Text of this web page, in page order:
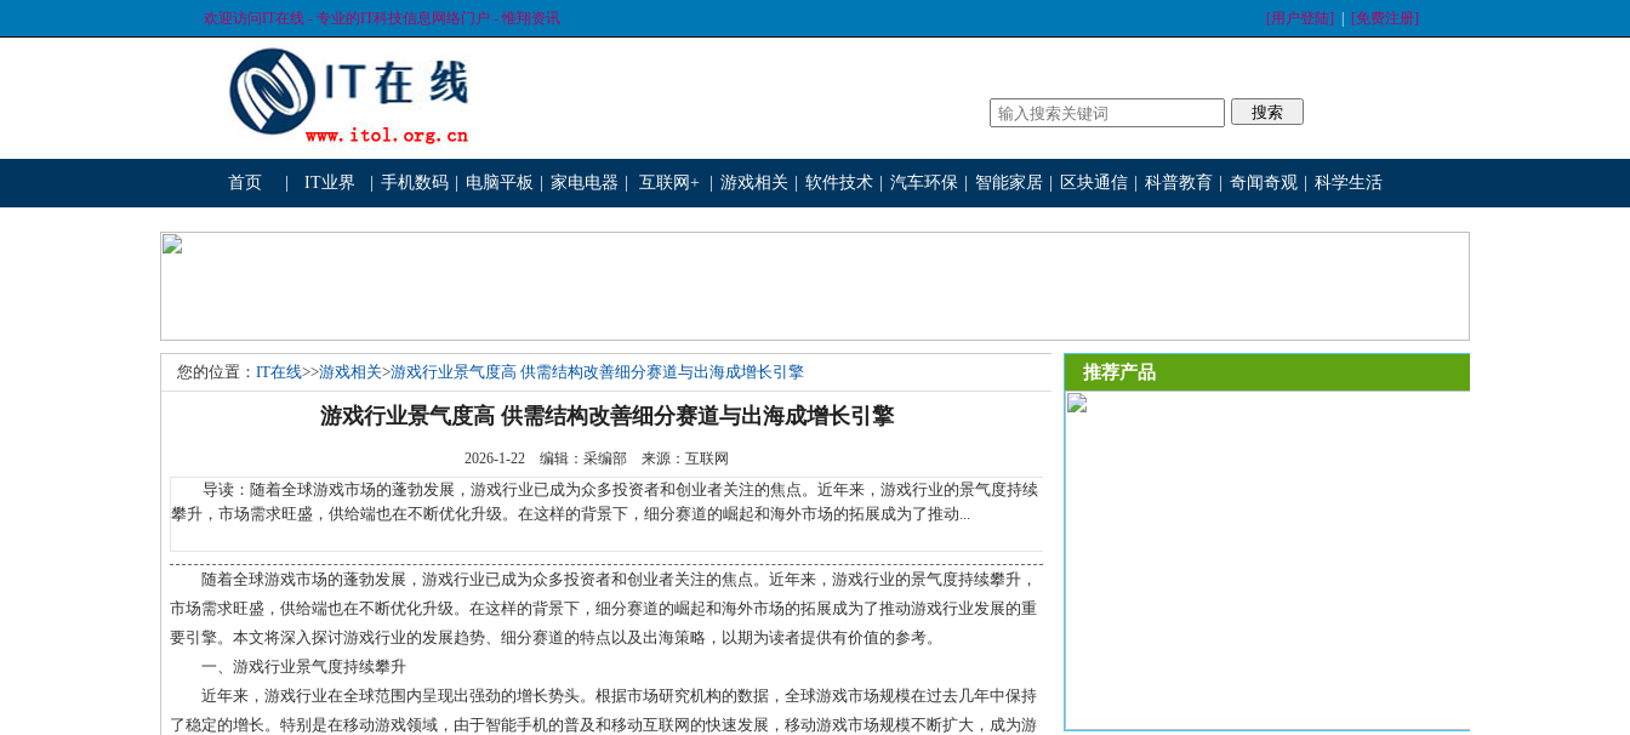
欢迎访问IT在线 - 专业的IT科技信息网络门户 - 惟翔资讯 [用户登陆] [免费注册]
首页 IT业界 手机数码 电脑平板 家电电器 互联网+ 游戏相关 软件技术 汽车环保 智能家居 区块通信 科普教育 奇闻奇观 科学生活
您的位置： IT在线>>游戏相关>游戏行业景气度高 供需结构改善细分赛道与出海成增长引擎
游戏行业景气度高 供需结构改善细分赛道与出海成增长引擎
2026-1-22 编辑：采编部 来源：互联网
导读：随着全球游戏市场的蓬勃发展，游戏行业已成为众多投资者和创业者关注的焦点。近年来，游戏行业的景气度持续
攀升，市场需求旺盛，供给端也在不断优化升级。在这样的背景下，细分赛道的崛起和海外市场的拓展成为了推动...
随着全球游戏市场的蓬勃发展，游戏行业已成为众多投资者和创业者关注的焦点。近年来，游戏行业的景气度持续攀升，
市场需求旺盛，供给端也在不断优化升级。在这样的背景下，细分赛道的崛起和海外市场的拓展成为了推动游戏行业发展的重
要引擎。本文将深入探讨游戏行业的发展趋势、细分赛道的特点以及出海策略，以期为读者提供有价值的参考。
一、游戏行业景气度持续攀升
近年来，游戏行业在全球范围内呈现出强劲的增长势头。根据市场研究机构的数据，全球游戏市场规模在过去几年中保持
了稳定的增长。特别是在移动游戏领域，由于智能手机的普及和移动互联网的快速发展，移动游戏市场规模不断扩大，成为游
推荐产品